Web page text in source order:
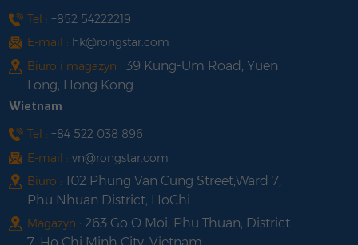
Tel : +852 54222219
E-mail : hk@rongstar.com
Biuro i magazyn : 39 Kung-Um Road, Yuen
Long, Hong Kong
Wietnam
Tel : +84 522 038 896
E-mail : vn@rongstar.com
Biuro : 102 Phung Van Cung Street,Ward 7,
Phu Nhuan District, HoChi
Magazyn : 263 Go O Moi, Phu Thuan, District